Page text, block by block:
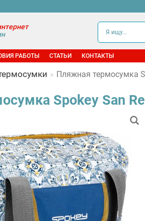
РАБОТЫ СТАТЬИ КОНТАКТЫ
Пляжная термосумка
Spokey San